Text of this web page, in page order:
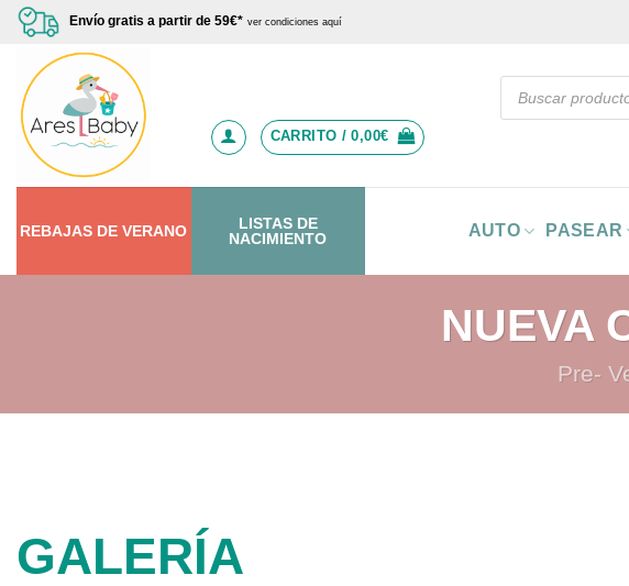
Saltar
contenido
Envío gratis a partir de 59€* ver condiciones aquí
Búsqueda
CARRITO /0,00€
REBAJAS DEVERANO
LISTAS DE
NACIMIENTO
AUTO PASEAR
NUEVA
Pre-
GALERÍA